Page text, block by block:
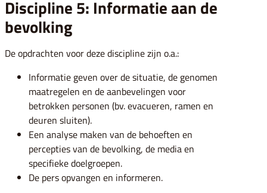
Discipline 5: Informatie aan de
bevolking
De opdrachten voor deze discipline zijn o.a.:
Informatie geven over de situatie, de genomen
maatregelen en de aanbevelingen voor
betrokken personen (bv. evacueren, ramen en
deuren sluiten).
Een analyse maken van de behoeften en
percepties van de bevolking, de media en
specifieke doelgroepen.
De pers opvangen en informeren.